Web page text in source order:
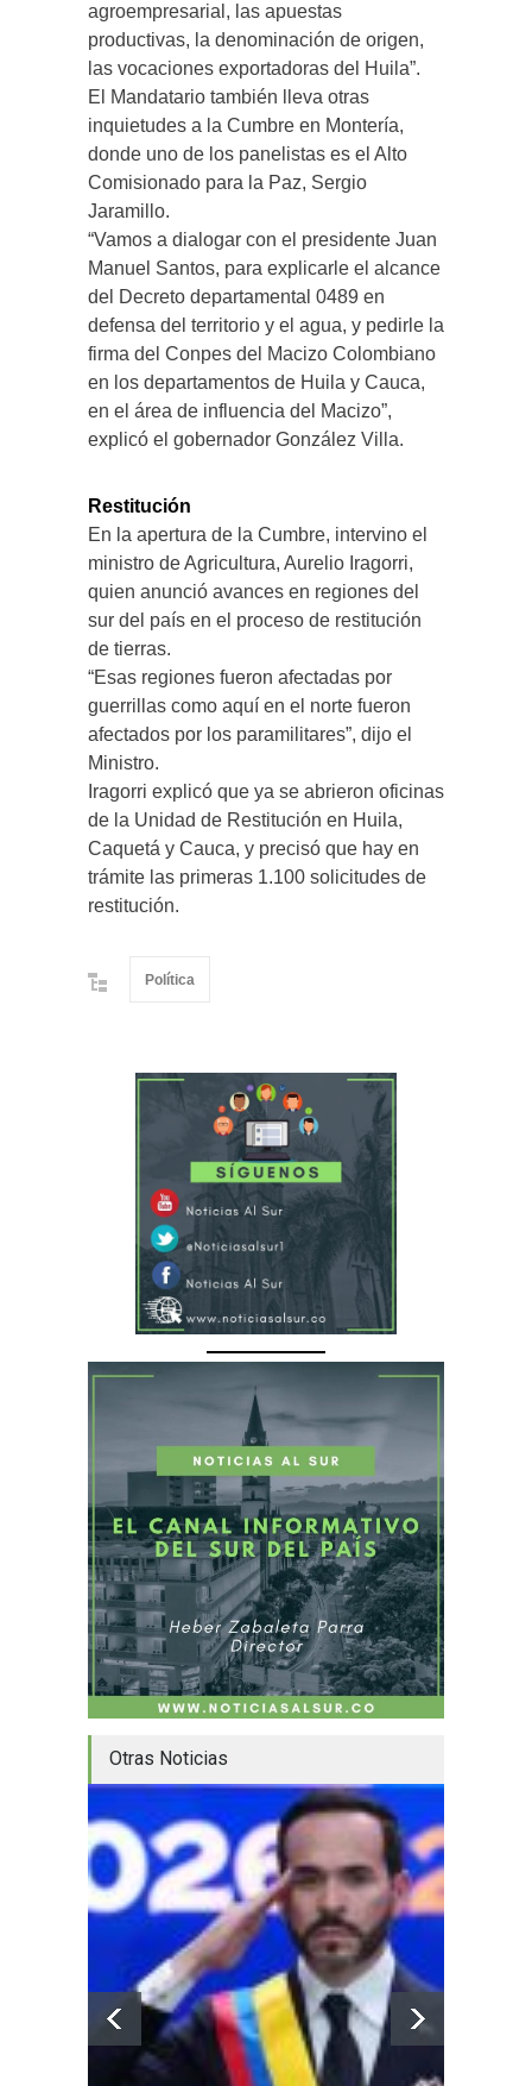
agroempresarial, las apuestas
productivas, la denominación de origen,
las vocaciones exportadoras del Huila”.
El Mandatario también lleva otras
inquietudes a la Cumbre en Montería,
donde uno de los panelistas es el Alto
Comisionado para la Paz, Sergio
Jaramillo.
“Vamos a dialogar con el presidente Juan
Manuel Santos, para explicarle el alcance
del Decreto departamental 0489 en
defensa del territorio y el agua, y pedirle la
firma del Conpes del Macizo Colombiano
en los departamentos de Huila y Cauca,
en el área de influencia del Macizo”,
explicó el gobernador González Villa.
Restitución
En la apertura de la Cumbre, intervino el
ministro de Agricultura, Aurelio Iragorri,
quien anunció avances en regiones del
sur del país en el proceso de restitución
de tierras.
“Esas regiones fueron afectadas por
guerrillas como aquí en el norte fueron
afectados por los paramilitares”, dijo el
Ministro.
Iragorri explicó que ya se abrieron oficinas
de la Unidad de Restitución en Huila,
Caquetá y Cauca, y precisó que hay en
trámite las primeras 1.100 solicitudes de
restitución.
Política
Otras Noticias